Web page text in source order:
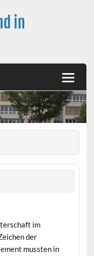
in
im
der
mussten in